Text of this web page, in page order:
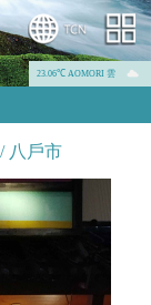
23.06℃ AOMORI 雲
八戶市